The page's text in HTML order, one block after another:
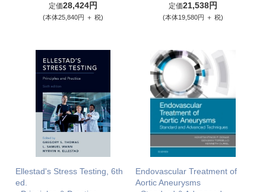
定価28,424円
(本体25,840円 ＋ 税)
定価21,538円
(本体19,580円 ＋ 税)
Ellestad's Stress Testing, 6th
ed.
Endovascular Treatment of
Aortic Aneurysms